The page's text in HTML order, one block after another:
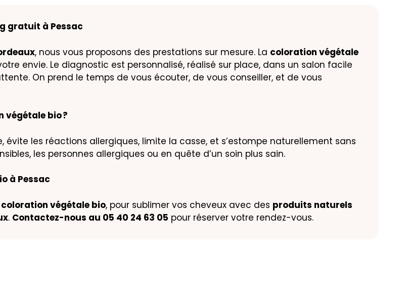
gratuit à Pessac
, nous vous proposons des prestations sur mesure. La coloration végétale
envie. Le diagnostic est personnalisé, réalisé sur place, dans un salon facile
On prend le temps de vous écouter, de vous conseiller, et de vous
végétale bio ?
les réactions allergiques, limite la casse, et s’estompe naturellement sans
les personnes allergiques ou en quête d’un soin plus sain.
à Pessac
végétale bio, pour sublimer vos cheveux avec des produits naturels
. Contactez-nous au 05 40 24 63 05 pour réserver votre rendez-vous.